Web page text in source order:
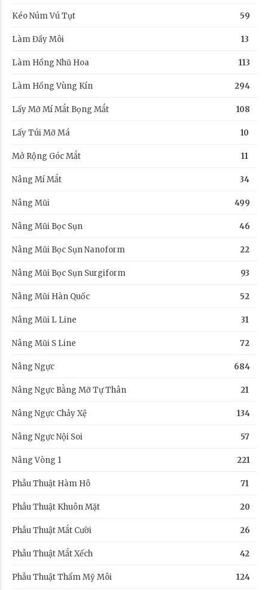
Kéo Núm Vú Tụt 59
Làm Đầy Môi 13
Làm Hồng Nhũ Hoa 113
Làm Hồng Vùng Kín 294
Lấy Mỡ Mí Mắt Bọng Mắt 108
Lấy Túi Mỡ Má 10
Mở Rộng Góc Mắt 11
Nâng Mí Mắt 34
Nâng Mũi 499
Nâng Mũi Bọc Sụn 46
Nâng Mũi Bọc Sụn Nanoform 22
Nâng Mũi Bọc Sụn Surgiform 93
Nâng Mũi Hàn Quốc 52
Nâng Mũi L Line 31
Nâng Mũi S Line 72
Nâng Ngực 684
Nâng Ngực Bằng Mỡ Tự Thân 21
Nâng Ngực Chảy Xệ 134
Nâng Ngực Nội Soi 57
Nâng Vòng 1 221
Phẫu Thuật Hàm Hô 71
Phẫu Thuật Khuôn Mặt 20
Phẫu Thuật Mắt Cười 26
Phẫu Thuật Mắt Xếch 42
Phẫu Thuật Thẩm Mỹ Môi 124